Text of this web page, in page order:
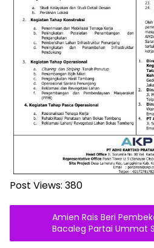
Post Views: 380
Amien Rais Beri
Bacaleg Partai Ummat